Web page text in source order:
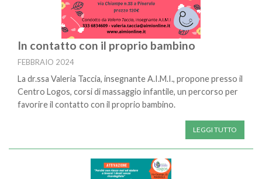
In contatto con il proprio bambino
FEBBRAIO 2024
La dr.ssa Valeria Taccia, insegnante A.I.M.I., propone presso il
Centro Logos, corsi di massaggio infantile, un percorso per
favorire il contatto con il proprio bambino.
LEGGI TUTTO